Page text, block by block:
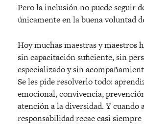
Pero la inclusión no puede seguir
únicamente en la buena voluntad
Hoy muchas maestras y maestros
sin capacitación suficiente, sin
especializado y sin
Se les pide resolverlo todo:
emocional, convivencia,
atención a la diversidad. Y cuando
responsabilidad recae casi siempre